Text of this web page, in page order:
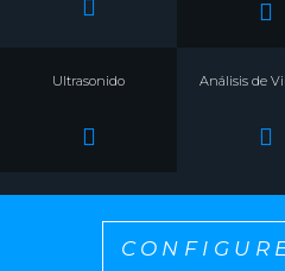
Ultrasonido Análisis de